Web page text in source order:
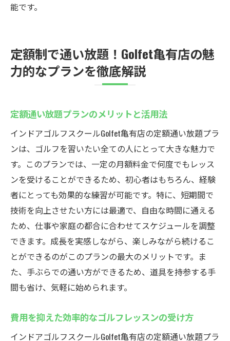
能です。
定額制で通い放題！Golfet亀有店の魅
力的なプランを徹底解説
定額通い放題プランのメリットと活用法
インドアゴルフスクールGolfet亀有店の定額通い放題プラ
ンは、ゴルフを習いたい全ての人にとって大きな魅力で
す。このプランでは、一定の月額料金で何度でもレッス
ンを受けることができるため、初心者はもちろん、経験
者にとっても効果的な練習が可能です。特に、短期間で
技術を向上させたい方には最適で、自由な時間に通える
ため、仕事や家庭の都合に合わせてスケジュールを調整
できます。成長を実感しながら、楽しみながら続けるこ
とができるのがこのプランの最大のメリットです。ま
た、手ぶらでの通い方ができるため、道具を持参する手
間も省け、気軽に始められます。
費用を抑えた効率的なゴルフレッスンの受け方
インドアゴルフスクールGolfet亀有店の定額通い放題プラ